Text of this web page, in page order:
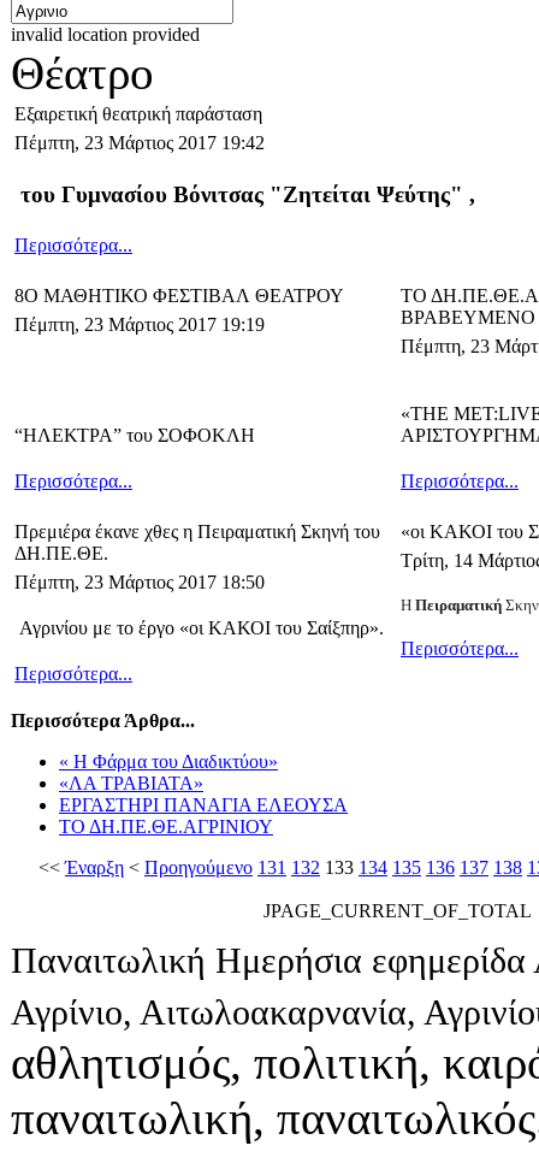
invalid location provided
Θέατρο
Εξαιρετική θεατρική παράσταση
Πέμπτη, 23 Μάρτιος 2017 19:42
του Γυμνασίου Βόνιτσας "Ζητείται Ψεύτης" ,
Περισσότερα...
8Ο ΜΑΘΗΤΙΚΟ ΦΕΣΤΙΒΑΛ ΘΕΑΤΡΟΥ
Πέμπτη, 23 Μάρτιος 2017 19:19
“ΗΛΕΚΤΡΑ” του ΣΟΦΟΚΛΗ
Περισσότερα...
Πρεμιέρα έκανε χθες η Πειραματική Σκηνή του
ΔΗ.ΠΕ.ΘΕ.
Πέμπτη, 23 Μάρτιος 2017 18:50
Αγρινίου με το έργο «οι ΚΑΚΟΙ του Σαίξπηρ».
Περισσότερα...
ΤΟ
Πέμπτη, 23
«THE
Περισσότερα...
«οι ΚΑΚΟΙ του
Τρίτη, 14
Η Πειραματική
Περισσότερα...
Περισσότερα Άρθρα...
« Η Φάρμα του Διαδικτύου»
«ΛΑ ΤΡΑΒΙΑΤΑ»
ΕΡΓΑΣΤΗΡΙ ΠΑΝΑΓΙΑ ΕΛΕΟΥΣΑ
ΤΟ ΔΗ.ΠΕ.ΘΕ.ΑΓΡΙΝΙΟΥ
<<Έναρξη < Προηγούμενο 131 132 133 134 135 136 137 138
JPAGE_CURRENT_OF_TOTAL
Παναιτωλική Ημερήσια εφημερίδα
Αγρίνιο, Αιτωλοακαρνανία,
αθλητισμός, πολιτική,
παναιτωλική,